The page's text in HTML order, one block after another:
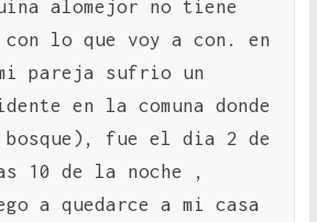
alomejor no tiene
con lo que voy a con. en
pareja sufrio un
en la comuna donde
fue el dia 2 de
10 de la noche ,
a quedarce a mi casa